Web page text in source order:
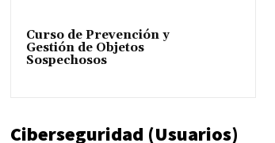
Curso de Prevención y
Gestión de Objetos
Sospechosos
Ciberseguridad (Usuarios)